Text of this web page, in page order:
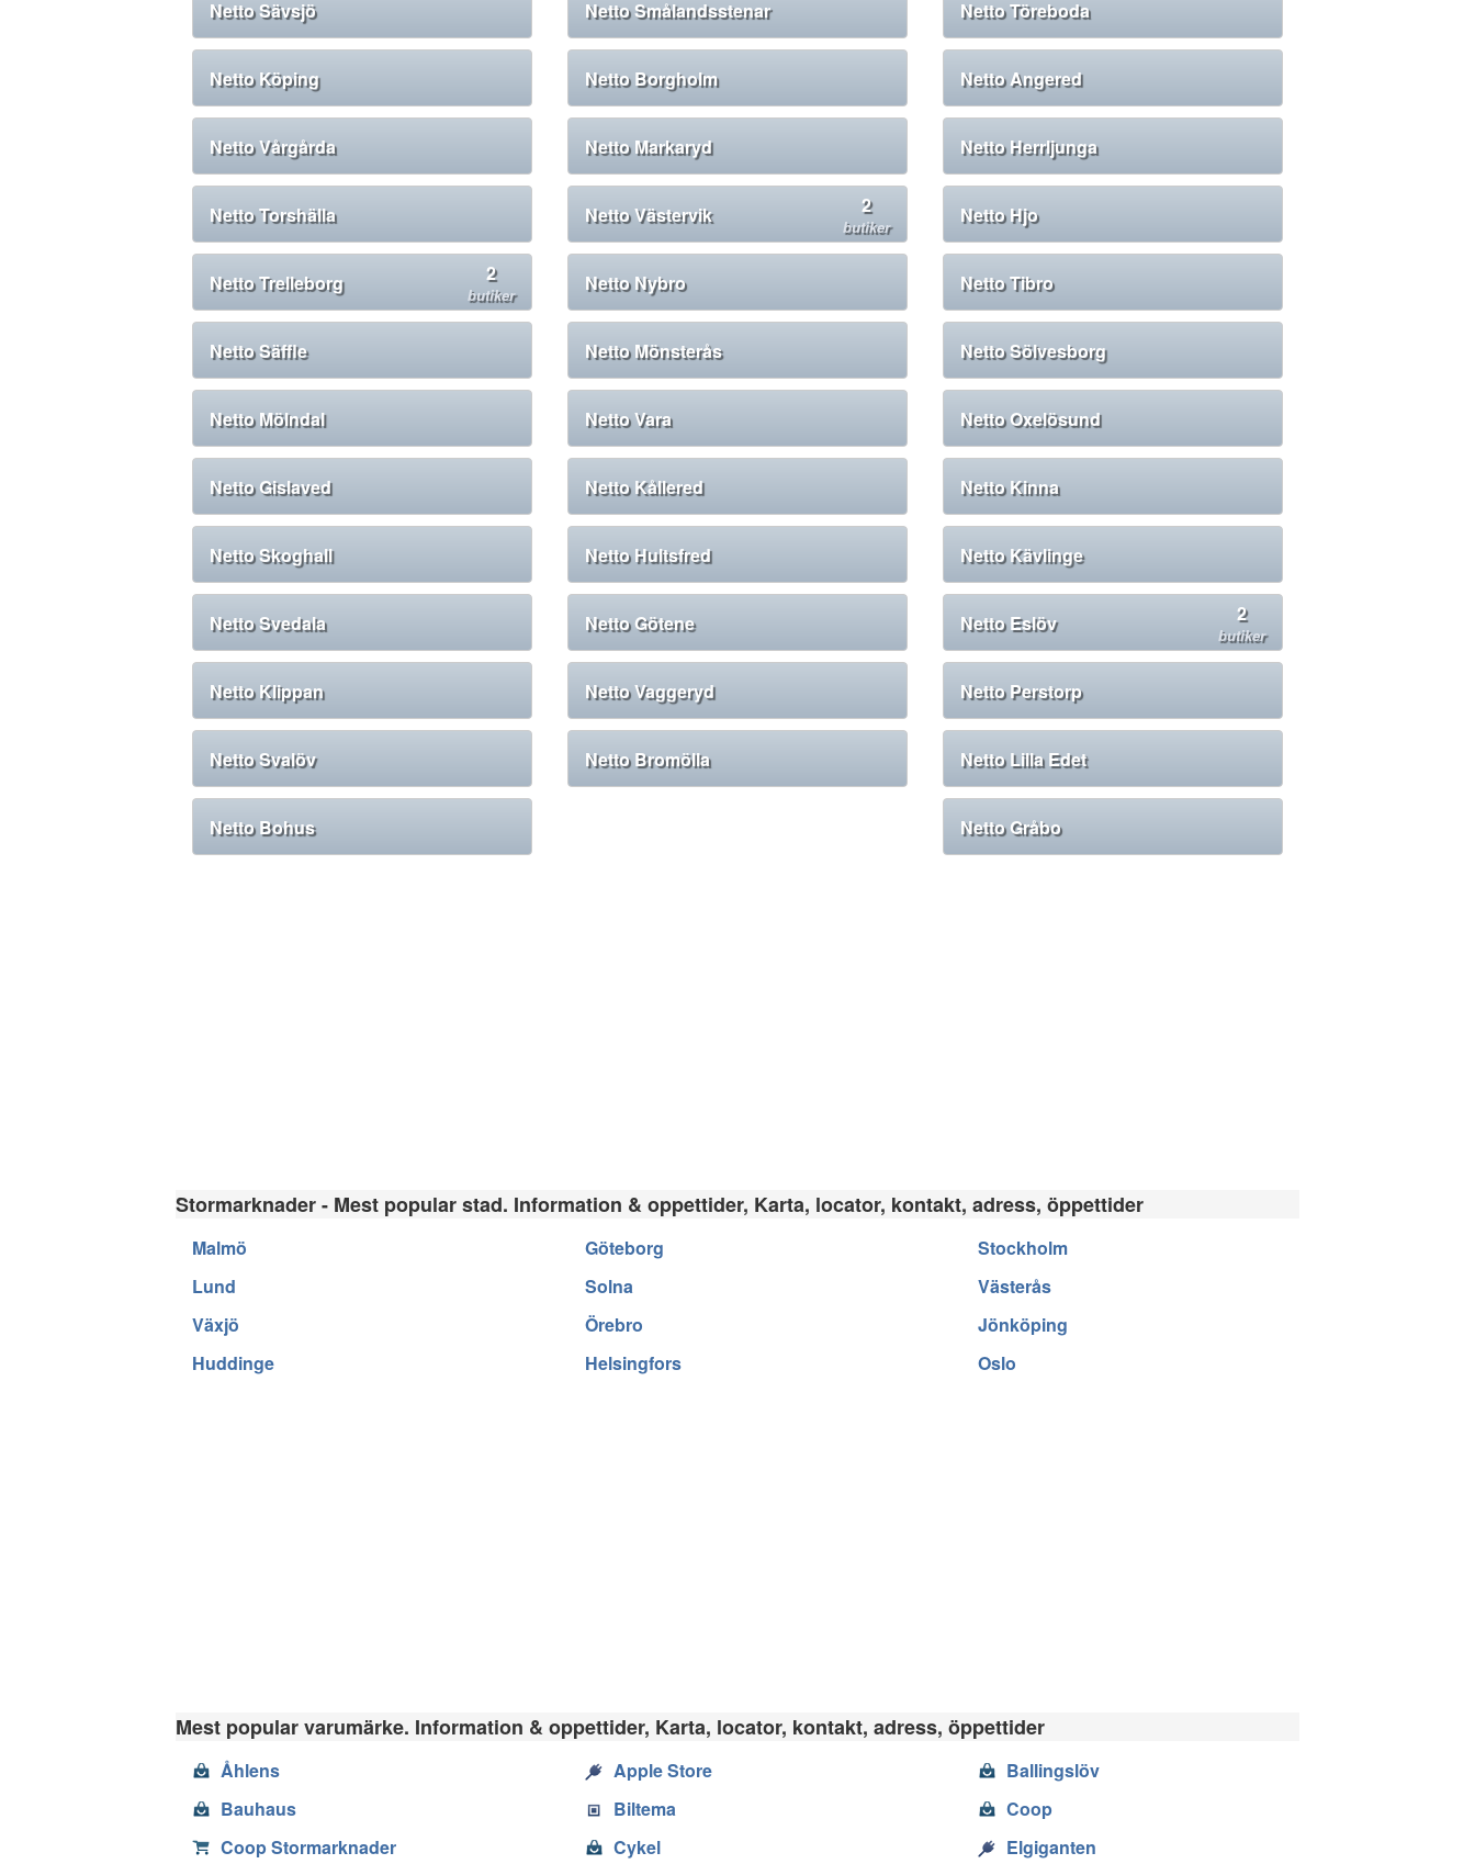
Netto Sävsjö Netto Smålandsstenar Netto Töreboda
Netto Köping Netto Borgholm Netto Angered
Netto Vårgårda Netto Markaryd Netto Herrljunga
Netto Torshälla Netto Västervik 2
butiker Netto Hjo
Netto Trelleborg 2
butiker Netto Nybro Netto Tibro
Netto Säffle Netto Mönsterås Netto Sölvesborg
Netto Mölndal Netto Vara Netto Oxelösund
Netto Gislaved Netto Kållered Netto Kinna
Netto Skoghall Netto Hultsfred Netto Kävlinge
Netto Svedala Netto Götene Netto Eslöv 2
butiker
Netto Klippan Netto Vaggeryd Netto Perstorp
Netto Svalöv Netto Bromölla Netto Lilla Edet
Netto Bohus Netto Gråbo
Stormarknader - Mest popular stad. Information & oppettider, Karta, locator, kontakt, adress, öppettider
Malmö Göteborg
Stockholm
Lund
Solna
Västerås
Växjö
Örebro
Jönköping
Huddinge
Helsingfors Oslo
Mest popular varumärke. Information & oppettider, Karta, locator, kontakt, adress, öppettider
Åhlens Apple Store
Ballingslöv
Bauhaus
Biltema
Coop
Coop Stormarknader
Cykel Elgiganten